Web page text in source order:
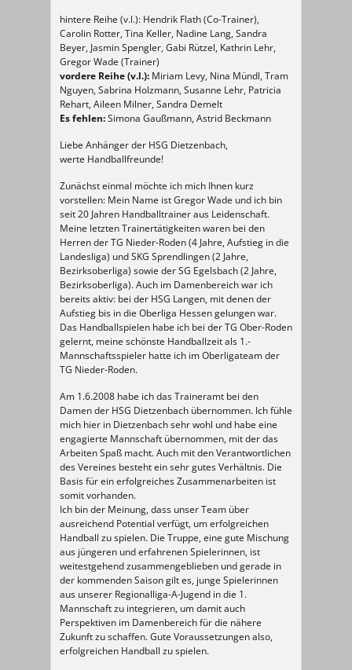
hintere Reihe (v.l.): Hendrik Flath (Co-Trainer),
Carolin Rotter, Tina Keller, Nadine Lang, Sandra
Beyer, Jasmin Spengler, Gabi Rützel, Kathrin Lehr,
Gregor Wade (Trainer)
vordere Reihe (v.l.): Miriam Levy, Nina Mündl, Tram
Nguyen, Sabrina Holzmann, Susanne Lehr, Patricia
Rehart, Aileen Milner, Sandra Demelt
Es fehlen:Simona Gaußmann, Astrid Beckmann
Liebe Anhänger der HSG Dietzenbach,
werte Handballfreunde!
Zunächst einmal möchte ich mich Ihnen kurz
vorstellen: Mein Name ist Gregor Wade und ich bin
seit 20 Jahren Handballtrainer aus Leidenschaft.
Meine letzten Trainertätigkeiten waren bei den
Herren der TG Nieder-Roden (4 Jahre, Aufstieg in die
Landesliga) und SKG Sprendlingen (2 Jahre,
Bezirksoberliga) sowie der SG Egelsbach (2 Jahre,
Bezirksoberliga). Auch im Damenbereich war ich
bereits aktiv: bei der HSG Langen, mit denen der
Aufstieg bis in die Oberliga Hessen gelungen war.
Das Handballspielen habe ich bei der TG Ober-Roden
gelernt, meine schönste Handballzeit als 1.-
Mannschaftsspieler hatte ich im Oberligateam der
TG Nieder-Roden.
Am 1.6.2008 habe ich das Traineramt bei den
Damen der HSG Dietzenbach übernommen. Ich fühle
mich hier in Dietzenbach sehr wohl und habe eine
engagierte Mannschaft übernommen, mit der das
Arbeiten Spaß macht. Auch mit den Verantwortlichen
des Vereines besteht ein sehr gutes Verhältnis. Die
Basis für ein erfolgreiches Zusammenarbeiten ist
somit vorhanden.
Ich bin der Meinung, dass unser Team über
ausreichend Potential verfügt, um erfolgreichen
Handball zu spielen. Die Truppe, eine gute Mischung
aus jüngeren und erfahrenen Spielerinnen, ist
weitestgehend zusammengeblieben und gerade in
der kommenden Saison gilt es, junge Spielerinnen
aus unserer Regionalliga-A-Jugend in die 1.
Mannschaft zu integrieren, um damit auch
Perspektiven im Damenbereich für die nähere
Zukunft zu schaffen. Gute Voraussetzungen also,
erfolgreichen Handball zu spielen.